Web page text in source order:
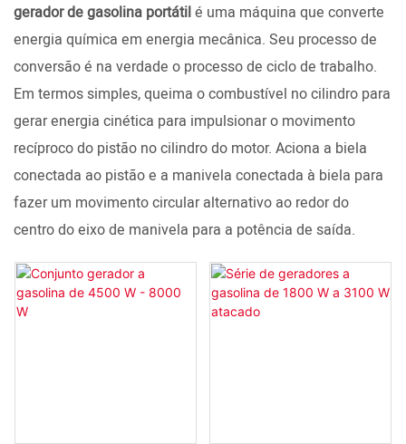
gerador de gasolina portátilé uma máquina que converte
energia química em energia mecânica. Seu processo de
conversão é na verdade o processo de ciclo de trabalho.
Em termos simples, queima o combustível no cilindro para
gerar energia cinética para impulsionar o movimento
recíproco do pistão no cilindro do motor. Aciona a biela
conectada ao pistão e a manivela conectada à biela para
fazer um movimento circular alternativo ao redor do
centro do eixo de manivela para a potência de saída.